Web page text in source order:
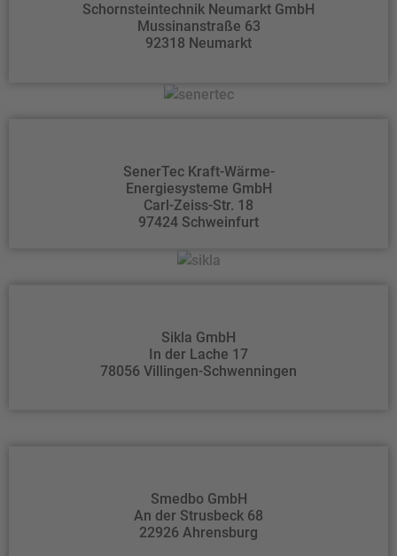
Schornsteintechnik Neumarkt GmbH
Mussinanstraße 63
92318 Neumarkt
SenerTec Kraft-Wärme-
Energiesysteme GmbH
Carl-Zeiss-Str. 18
97424 Schweinfurt
Sikla GmbH
In der Lache 17
78056 Villingen-Schwenningen
Smedbo GmbH
An der Strusbeck 68
22926 Ahrensburg